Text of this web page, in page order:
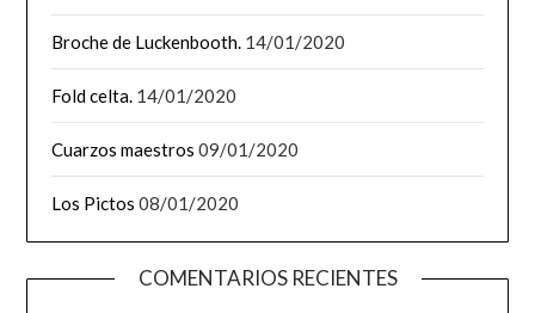
Broche de Luckenbooth. 14/01/2020
Fold celta. 14/01/2020
Cuarzos maestros 09/01/2020
Los Pictos 08/01/2020
COMENTARIOS RECIENTES